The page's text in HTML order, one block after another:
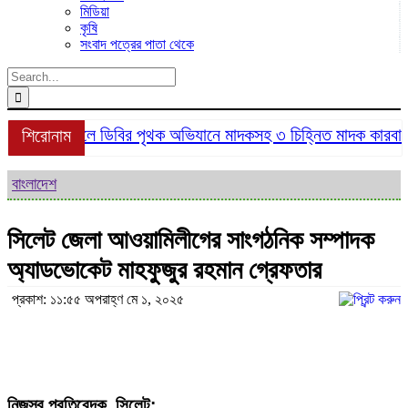
মিডিয়া
কৃষি
সংবাদ পত্রের পাতা থেকে
Search
for:
শিরোনাম
শ্রীমঙ্গলে ডিবির পৃথক অভিযানে মাদকসহ ৩ চিহ্নিত মাদক কারবারি
বাংলাদেশ
সিলেট জেলা আওয়ামিলীগের সাংগঠনিক সম্পাদক
অ্যাডভোকেট মাহফুজুর রহমান গ্রেফতার
প্রকাশ: ১১:৫৫ অপরাহ্ণ মে ১, ২০২৫